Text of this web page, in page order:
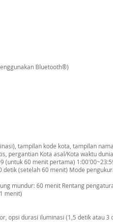
Bluetooth®)
tampilan kode kota, tampilan
pergantian Kota asal/Kota waktu dunia
(untuk 60 menit pertama)
(setelah 60 menit) Mode
mundur: 60 menit Rentang
menit)
opsi durasi iluminasi (1,5 detik atau 3